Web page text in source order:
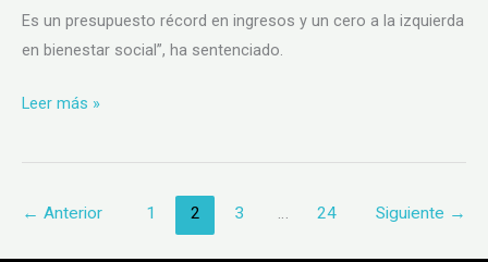
Es un presupuesto récord en ingresos y un cero a la izquierda
en bienestar social”, ha sentenciado.
Leer más »
← Anterior 1 2 3 24 Siguiente →